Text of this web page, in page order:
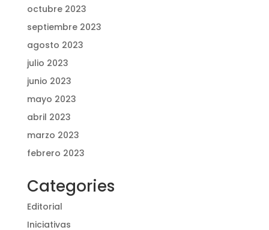
octubre 2023
septiembre 2023
agosto 2023
julio 2023
junio 2023
mayo 2023
abril 2023
marzo 2023
febrero 2023
Categories
Editorial
Iniciativas